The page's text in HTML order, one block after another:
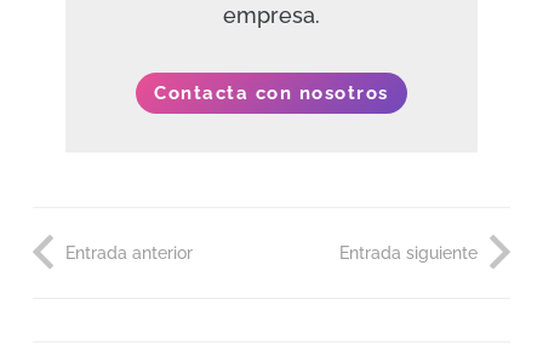
empresa.
Contacta con nosotros
Entrada anterior Entrada siguiente